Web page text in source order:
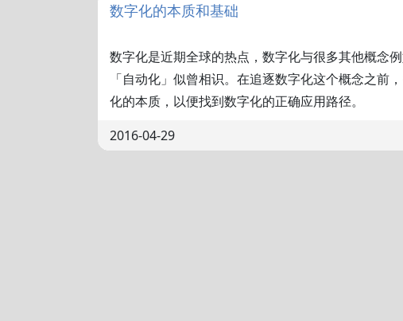
数字化的本质和基础
数字化是近期全球的热点，数字化与很多其他概念例
「自动化」似曾相识。在追逐数字化这个概念之前
化的本质，以便找到数字化的正确应用路径。
2016-04-29